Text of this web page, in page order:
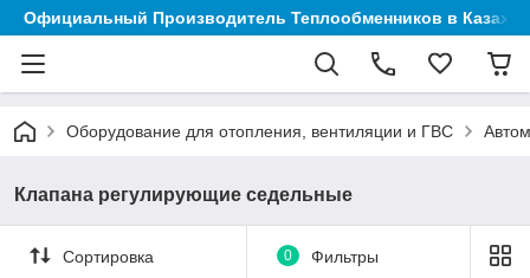
Официальный Производитель Теплообменников в
Оборудование для отопления, вентиляции и ГВС
Клапана регулирующие седельные
Сортировка 0 Фильтры